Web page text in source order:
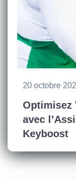
20 octobre
Optimisez
avec
Keyboost